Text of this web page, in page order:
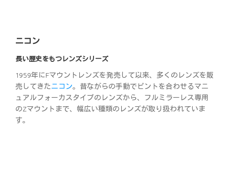
ニコン
長い歴史をもつレンズシリーズ
1959年にFマウントレンズを発売して以来、多くのレンズを販
売してきたニコン。昔ながらの手動でピントを合わせるマニ
ュアルフォーカスタイプのレンズから、フルミラーレス専用
のZマウントまで、幅広い種類のレンズが取り扱われていま
す。